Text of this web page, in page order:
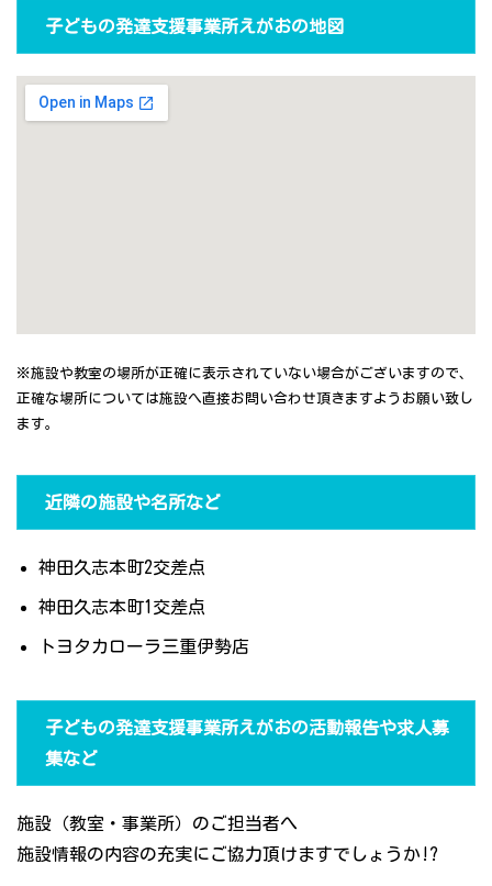
子どもの発達支援事業所えがおの地図
※施設や教室の場所が正確に表示されていない場合がございますので、
正確な場所については施設へ直接お問い合わせ頂きますようお願い致し
ます。
近隣の施設や名所など
神田久志本町2交差点
神田久志本町1交差点
トヨタカローラ三重伊勢店
子どもの発達支援事業所えがおの活動報告や求人募
集など
施設（教室・事業所）のご担当者へ
施設情報の内容の充実にご協力頂けますでしょうか!?